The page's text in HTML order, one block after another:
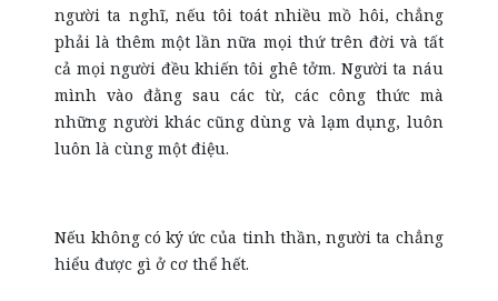
người ta nghĩ, nếu tôi toát nhiều mồ hôi, chẳng
phải là thêm một lần nữa mọi thứ trên đời và tất
cả mọi người đều khiến tôi ghê tởm. Người ta náu
mình vào đằng sau các từ, các công thức mà
những người khác cũng dùng và lạm dụng, luôn
luôn là cùng một điệu.
Nếu không có ký ức của tinh thần, người ta chẳng
hiểu được gì ở cơ thể hết.